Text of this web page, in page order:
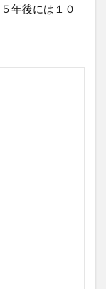
年後には１０